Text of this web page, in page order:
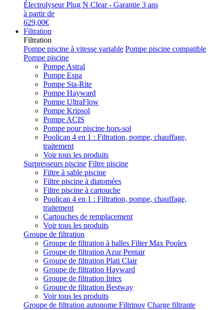
Électrolyseur Plug N Clear - Garantie 3 ans
à partir de
629,00€
Filtration
Filtration
Pompe piscine à vitesse variable Pompe piscine compatible
Pompe piscine
Pompe Astral
Pompe Espa
Pompe Sta-Rite
Pompe Hayward
Pompe UltraFlow
Pompe Kripsol
Pompe ACIS
Pompe pour piscine hors-sol
Poolican 4 en 1 : Filtration, pompe, chauffage,
traitement
Voir tous les produits
Surpresseurs piscine Filtre piscine
Filtre à sable piscine
Filtre piscine à diatomées
Filtre piscine à cartouche
Poolican 4 en 1 : Filtration, pompe, chauffage,
traitement
Cartouches de remplacement
Voir tous les produits
Groupe de filtration
Groupe de filtration à balles Filter Max Poolex
Groupe de filtration Azur Pentair
Groupe de filtration Plati Clair
Groupe de filtration Hayward
Groupe de filtration Intex
Groupe de filtration Bestway
Voir tous les produits
Groupe de filtration autonome Filtrinov Charge filtrante